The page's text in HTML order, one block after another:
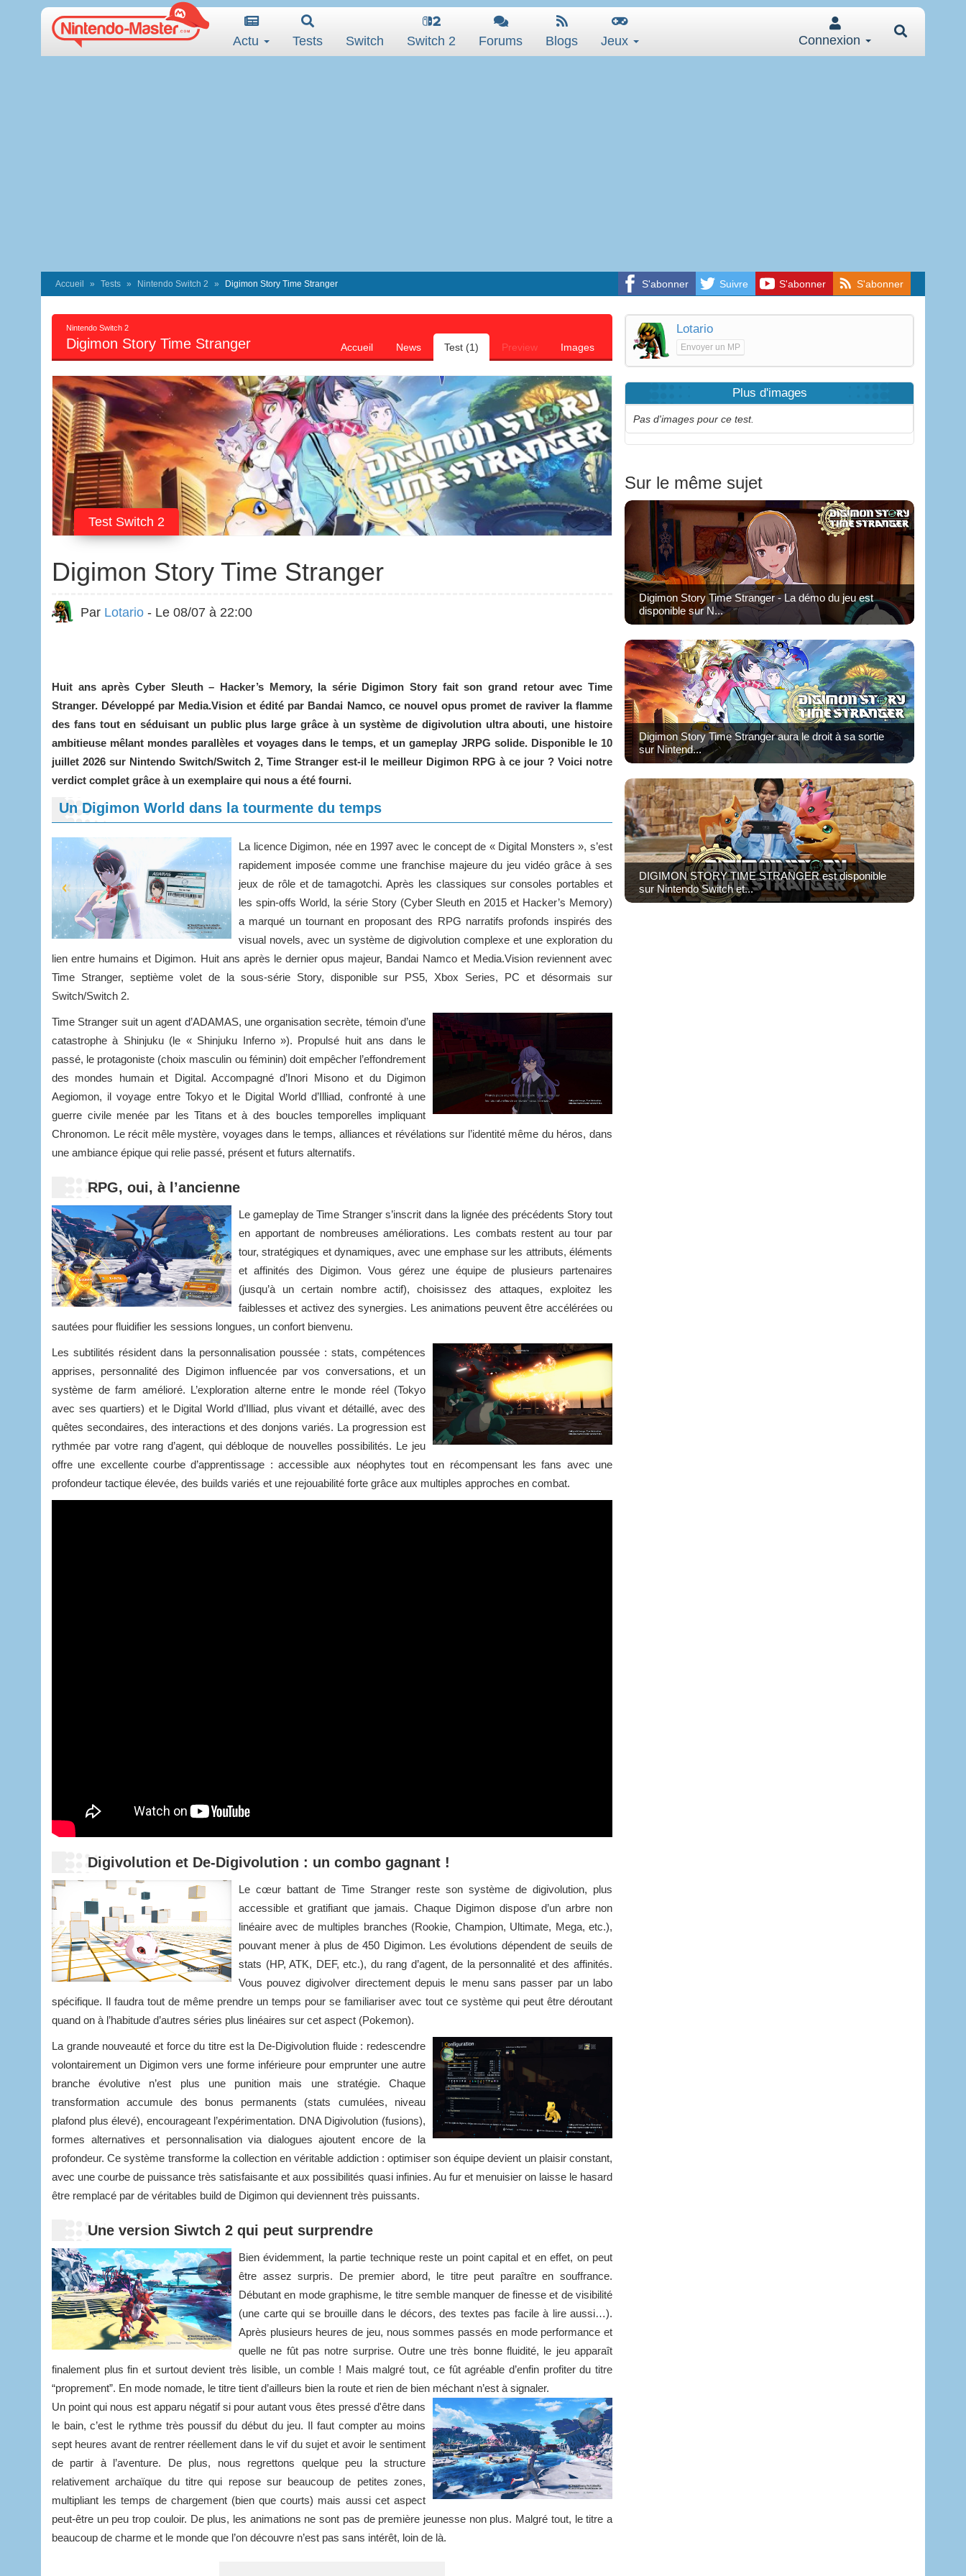
Actu Tests Switch Switch 2 Forums Blogs Jeux Connexion
S'abonner Suivre S'abonner S'abonner
Accueil Tests Nintendo Switch 2 Digimon Story Time Stranger
Nintendo Switch 2
Digimon Story Time Stranger Accueil News Test (1) Preview Images
Test Switch 2
Digimon Story Time Stranger
Par Lotario - Le 08/07 à 22:00
Huit ans après Cyber Sleuth – Hacker’s Memory, la série Digimon Story fait son grand retour avec Time
Stranger. Développé par Media.Vision et édité par Bandai Namco, ce nouvel opus promet de raviver la flamme
des fans tout en séduisant un public plus large grâce à un système de digivolution ultra abouti, une histoire
ambitieuse mêlant mondes parallèles et voyages dans le temps, et un gameplay JRPG solide. Disponible le 10
juillet 2026 sur Nintendo Switch/Switch 2, Time Stranger est-il le meilleur Digimon RPG à ce jour ? Voici notre
verdict complet grâce à un exemplaire qui nous a été fourni.
Un Digimon World dans la tourmente du temps
La licence Digimon, née en 1997 avec le concept de « Digital Monsters », s’est
rapidement imposée comme une franchise majeure du jeu vidéo grâce à ses
jeux de rôle et de tamagotchi. Après les classiques sur consoles portables et
les spin-offs World, la série Story (Cyber Sleuth en 2015 et Hacker’s Memory)
a marqué un tournant en proposant des RPG narratifs profonds inspirés des
visual novels, avec un système de digivolution complexe et une exploration du
lien entre humains et Digimon. Huit ans après le dernier opus majeur, Bandai Namco et Media.Vision reviennent avec
Time Stranger, septième volet de la sous-série Story, disponible sur PS5, Xbox Series, PC et désormais sur
Switch/Switch 2.
Time Stranger suit un agent d’ADAMAS, une organisation secrète, témoin d’une
catastrophe à Shinjuku (le « Shinjuku Inferno »). Propulsé huit ans dans le
passé, le protagoniste (choix masculin ou féminin) doit empêcher l’effondrement
des mondes humain et Digital. Accompagné d’Inori Misono et du Digimon
Aegiomon, il voyage entre Tokyo et le Digital World d’Illiad, confronté à une
guerre civile menée par les Titans et à des boucles temporelles impliquant
Chronomon. Le récit mêle mystère, voyages dans le temps, alliances et révélations sur l’identité même du héros, dans
une ambiance épique qui relie passé, présent et futurs alternatifs.
RPG, oui, à l’ancienne
Le gameplay de Time Stranger s’inscrit dans la lignée des précédents Story tout
en apportant de nombreuses améliorations. Les combats restent au tour par
tour, stratégiques et dynamiques, avec une emphase sur les attributs, éléments
et affinités des Digimon. Vous gérez une équipe de plusieurs partenaires
(jusqu’à un certain nombre actif), choisissez des attaques, exploitez les
faiblesses et activez des synergies. Les animations peuvent être accélérées ou
sautées pour fluidifier les sessions longues, un confort bienvenu.
Les subtilités résident dans la personnalisation poussée : stats, compétences
apprises, personnalité des Digimon influencée par vos conversations, et un
système de farm amélioré. L’exploration alterne entre le monde réel (Tokyo
avec ses quartiers) et le Digital World d’Illiad, plus vivant et détaillé, avec des
quêtes secondaires, des interactions et des donjons variés. La progression est
rythmée par votre rang d’agent, qui débloque de nouvelles possibilités. Le jeu
offre une excellente courbe d’apprentissage : accessible aux néophytes tout en récompensant les fans avec une
profondeur tactique élevée, des builds variés et une rejouabilité forte grâce aux multiples approches en combat.
Digivolution et De-Digivolution : un combo gagnant !
Le cœur battant de Time Stranger reste son système de digivolution, plus
accessible et gratifiant que jamais. Chaque Digimon dispose d’un arbre non
linéaire avec de multiples branches (Rookie, Champion, Ultimate, Mega, etc.),
pouvant mener à plus de 450 Digimon. Les évolutions dépendent de seuils de
stats (HP, ATK, DEF, etc.), du rang d’agent, de la personnalité et des affinités.
Vous pouvez digivolver directement depuis le menu sans passer par un labo
spécifique. Il faudra tout de même prendre un temps pour se familiariser avec tout ce système qui peut être déroutant
quand on à l’habitude d’autres séries plus linéaires sur cet aspect (Pokemon).
La grande nouveauté et force du titre est la De-Digivolution fluide : redescendre
volontairement un Digimon vers une forme inférieure pour emprunter une autre
branche évolutive n’est plus une punition mais une stratégie. Chaque
transformation accumule des bonus permanents (stats cumulées, niveau
plafond plus élevé), encourageant l’expérimentation. DNA Digivolution (fusions),
formes alternatives et personnalisation via dialogues ajoutent encore de la
profondeur. Ce système transforme la collection en véritable addiction : optimiser son équipe devient un plaisir constant,
avec une courbe de puissance très satisfaisante et aux possibilités quasi infinies. Au fur et menuisier on laisse le hasard
être remplacé par de véritables build de Digimon qui deviennent très puissants.
Une version Siwtch 2 qui peut surprendre
Bien évidemment, la partie technique reste un point capital et en effet, on peut
être assez surpris. De premier abord, le titre peut paraître en souffrance.
Débutant en mode graphisme, le titre semble manquer de finesse et de visibilité
(une carte qui se brouille dans le décors, des textes pas facile à lire aussi…).
Après plusieurs heures de jeu, nous sommes passés en mode performance et
quelle ne fût pas notre surprise. Outre une très bonne fluidité, le jeu apparaît
finalement plus fin et surtout devient très lisible, un comble ! Mais malgré tout, ce fût agréable d’enfin profiter du titre
“proprement”. En mode nomade, le titre tient d’ailleurs bien la route et rien de bien méchant n’est à signaler.
Un point qui nous est apparu négatif si pour autant vous êtes pressé d'être dans
le bain, c’est le rythme très poussif du début du jeu. Il faut compter au moins
sept heures avant de rentrer réellement dans le vif du sujet et avoir le sentiment
de partir à l’aventure. De plus, nous regrettons quelque peu la structure
relativement archaïque du titre qui repose sur beaucoup de petites zones,
multipliant les temps de chargement (bien que courts) mais aussi cet aspect
peut-être un peu trop couloir. De plus, les animations ne sont pas de première jeunesse non plus. Malgré tout, le titre a
beaucoup de charme et le monde que l’on découvre n’est pas sans intérêt, loin de là.
Lotario
Envoyer un MP
Plus d'images
Pas d'images pour ce test.
Sur le même sujet
Digimon Story Time Stranger - La démo du jeu est
disponible sur N...
Digimon Story Time Stranger aura le droit à sa sortie
sur Nintend...
DIGIMON STORY TIME STRANGER est disponible
sur Nintendo Switch et...